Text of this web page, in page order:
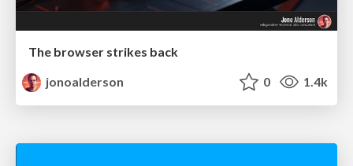
The browser strikes back
jonoalderson
0 1.4k